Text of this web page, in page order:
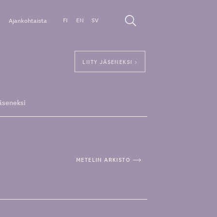
Ajankohtaista FI EN SV
LIITY JÄSENEKSI >
METELIN ARKISTO